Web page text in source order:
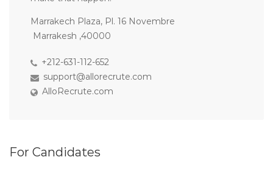
Marrakech Plaza, Pl. 16 Novembre
Marrakesh ,40000
+212-631-112-652
support@allorecrute.com
AlloRecrute.com
For Candidates